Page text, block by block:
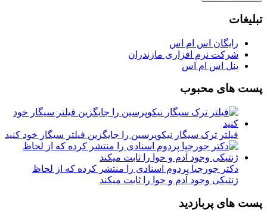
تبلیغات
رایگان اس ام اس
شرکت نرم افزاری مازندران
پنل اس ام اس
پست های محبوب
فیلتر ترک سیگار نیکوپرسین را جایگزین فیلتر سیگار خود کنید
دکتر جورجیا پردوم اسنادی را منتشر کرده که از لحاظ
ژنتیکی وجود آدم و حوا را ثابت میکند
پست های پربازدید